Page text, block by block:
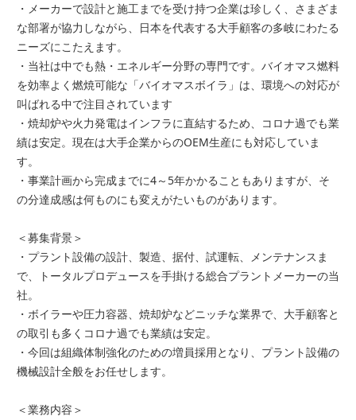
・メーカーで設計と施工までを受け持つ企業は珍しく、さまざま
な部署が協力しながら、日本を代表する大手顧客の多岐にわたる
ニーズにこたえます。
・当社は中でも熱・エネルギー分野の専門です。バイオマス燃料
を効率よく燃焼可能な「バイオマスボイラ」は、環境への対応が
叫ばれる中で注目されています
・焼却炉や火力発電はインフラに直結するため、コロナ過でも業
績は安定。現在は大手企業からのOEM生産にも対応していま
す。
・事業計画から完成までに4～5年かかることもありますが、そ
の分達成感は何ものにも変えがたいものがあります。
＜募集背景＞
・プラント設備の設計、製造、据付、試運転、メンテナンスま
で、トータルプロデュースを手掛ける総合プラントメーカーの当
社。
・ボイラーや圧力容器、焼却炉などニッチな業界で、大手顧客と
の取引も多くコロナ過でも業績は安定。
・今回は組織体制強化のための増員採用となり、プラント設備の
機械設計全般をお任せします。
＜業務内容＞